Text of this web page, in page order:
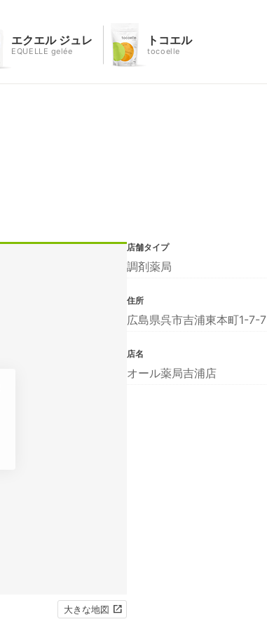
エクエル ジュレ
EQUELLE gelée
トコエル
tocoelle
大きな地図
店舗タイプ
調剤薬局
住所
広島県呉市吉浦東本町1-7-7
店名
オール薬局吉浦店